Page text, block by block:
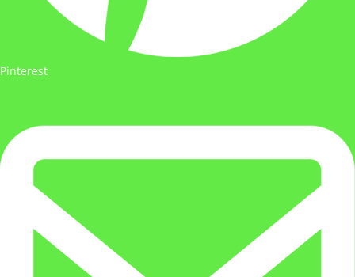
Pinterest